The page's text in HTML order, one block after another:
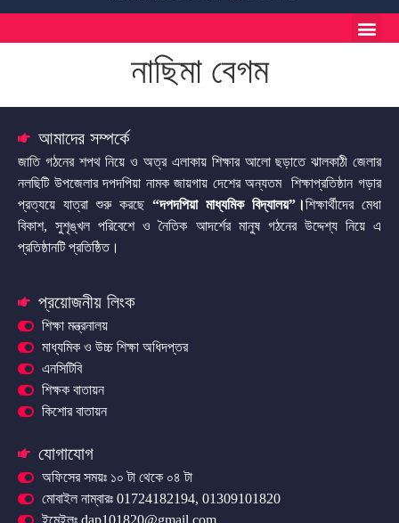
নাছিমা বেগম
আমাদের সম্পর্কে
জাতি গঠনের শপথ নিয়ে ও অত্র এলাকায় শিক্ষার আলো ছড়াতে ঝালকাঠী জেলার
নলছিটি উপজেলার দপদপিয়া নামক জায়গায় দেশের অন্যতম শিক্ষাপ্রতিষ্ঠান গড়ার
প্রত্যয়ে যাত্রা শুরু করছে “দপদপিয়া মাধ্যমিক বিদ্যালয়” ।শিক্ষার্থীদের মেধা
বিকাশ, সুশৃঙ্খল পরিবেশে ও নৈতিক আদর্শের মানুষ গঠনের উদ্দেশ্য নিয়ে এ
প্রতিষ্ঠানটি প্রতিষ্ঠিত।
প্রয়োজনীয় লিংক
শিক্ষা মন্ত্রনালয়
মাধ্যমিক ও উচ্চ শিক্ষা অধিদপ্তর
এনসিটিবি
শিক্ষক বাতায়ন
কিশোর বাতায়ন
যোগাযোগ
অফিসের সময়ঃ ১০ টা থেকে ০৪ টা
মোবাইল নাম্বারঃ 01724182194, 01309101820